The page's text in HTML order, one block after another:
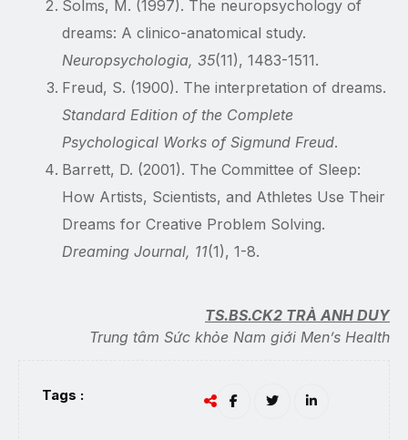
Solms, M. (1997). The neuropsychology of
dreams: A clinico-anatomical study.
Neuropsychologia, 35(11), 1483-1511.
Freud, S. (1900). The interpretation of dreams.
Standard Edition of the Complete
Psychological Works of Sigmund Freud.
Barrett, D. (2001). The Committee of Sleep:
How Artists, Scientists, and Athletes Use Their
Dreams for Creative Problem Solving.
Dreaming Journal, 11(1), 1-8.
TS.BS.CK2 TRÀ ANH DUY
Trung tâm Sức khỏe Nam giới Men’s Health
Tags :